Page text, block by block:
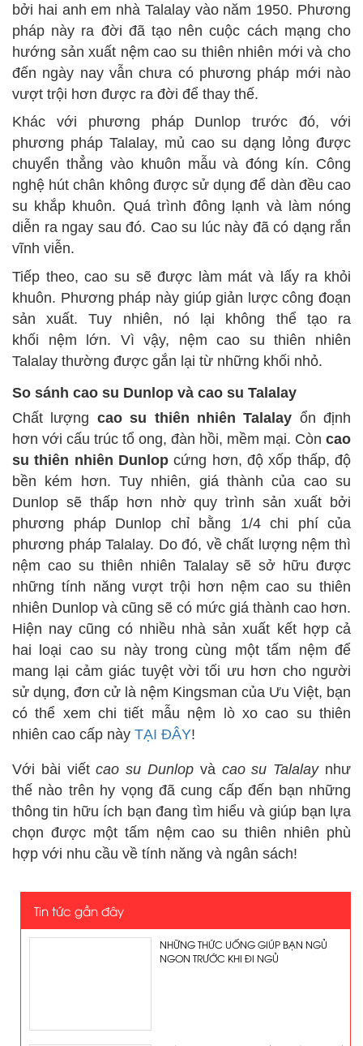
bởi hai anh em nhà Talalay vào năm 1950. Phương
pháp này ra đời đã tạo nên cuộc cách mạng cho
hướng sản xuất nệm cao su thiên nhiên mới và cho
đến ngày nay vẫn chưa có phương pháp mới nào
vượt trội hơn được ra đời để thay thế.
Khác với phương pháp Dunlop trước đó, với
phương pháp Talalay, mủ cao su dạng lỏng được
chuyển thẳng vào khuôn mẫu và đóng kín. Công
nghệ hút chân không được sử dụng để dàn đều cao
su khắp khuôn. Quá trình đông lạnh và làm nóng
diễn ra ngay sau đó. Cao su lúc này đã có dạng rắn
vĩnh viễn.
Tiếp theo, cao su sẽ được làm mát và lấy ra khỏi
khuôn. Phương pháp này giúp giản lược công đoạn
sản xuất. Tuy nhiên, nó lại không thể tạo ra
khối nệm lớn. Vì vậy, nệm cao su thiên nhiên
Talalay thường được gắn lại từ những khối nhỏ.
So sánh cao su Dunlop và cao su Talalay
Chất lượng cao su thiên nhiên Talalay ổn định
hơn với cấu trúc tổ ong, đàn hồi, mềm mại. Còn cao
su thiên nhiên Dunlop cứng hơn, độ xốp thấp, độ
bền kém hơn. Tuy nhiên, giá thành của cao su
Dunlop sẽ thấp hơn nhờ quy trình sản xuất bởi
phương pháp Dunlop chỉ bằng 1/4 chi phí của
phương pháp Talalay. Do đó, về chất lượng nệm thì
nệm cao su thiên nhiên Talalay sẽ sở hữu được
những tính năng vượt trội hơn nệm cao su thiên
nhiên Dunlop và cũng sẽ có mức giá thành cao hơn.
Hiện nay cũng có nhiều nhà sản xuất kết hợp cả
hai loại cao su này trong cùng một tấm nệm để
mang lại cảm giác tuyệt vời tối ưu hơn cho người
sử dụng, đơn cử là nệm Kingsman của Ưu Việt, bạn
có thể xem chi tiết mẫu nệm lò xo cao su thiên
nhiên cao cấp này TẠI ĐÂY!
Với bài viếtcao su Dunlop và cao su Talalaynhư
thế nào trên hy vọng đã cung cấp đến bạn những
thông tin hữu ích bạn đang tìm hiểu và giúp bạn lựa
chọn được một tấm nệm cao su thiên nhiên phù
hợp với nhu cầu về tính năng và ngân sách!
Tin tức gần đây
NHỮNG THỨC UỐNG GIÚP BẠN NGỦ
NGON TRƯỚC KHI ĐI NGỦ